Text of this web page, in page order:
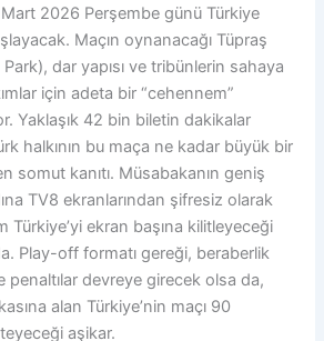
2026 Perşembe günü Türkiye
Maçın oynanacağı Tüpraş
dar yapısı ve tribünlerin sahaya
için adeta bir “cehennem”
Yaklaşık 42 bin biletin dakikalar
halkının bu maça ne kadar büyük bir
somut kanıtı. Müsabakanın geniş
TV8 ekranlarından şifresiz olarak
Türkiye’yi ekran başına kilitleyeceği
Play-off formatı gereği, beraberlik
penaltılar devreye girecek olsa da,
alan Türkiye’nin maçı 90
aşikar.